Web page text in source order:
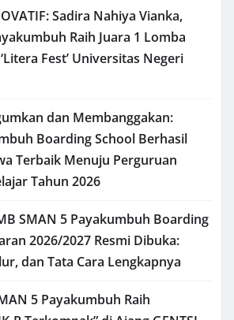
Sadira Nahiya Vianka,
Raih Juara 1 Lomba
Fest’ Universitas Negeri
dan Membanggakan:
Boarding School Berhasil
Terbaik Menuju Perguruan
Tahun 2026
SMAN 5 Payakumbuh Boarding
2026/2027 Resmi Dibuka:
dan Tata Cara Lengkapnya
5 Payakumbuh Raih